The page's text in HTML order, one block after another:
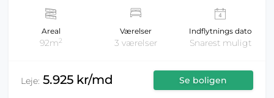
Areal
92m2
Værelser
3 værelser
Indflytnings dato
Snarest muligt
Leje: 5.925 kr/md Se boligen